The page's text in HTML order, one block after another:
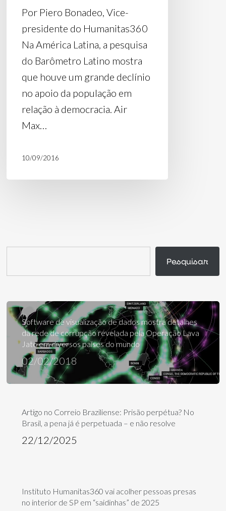
Por Piero Bonadeo, Vice-
presidente do Humanitas360
Na América Latina, a pesquisa
do Barômetro Latino mostra
que houve um grande declínio
no apoio da população em
relação à democracia. Air
Max…
10/09/2016
Pesquisar
Pesquisar
Software de visualização de dados mostra detalhes
da rede de corrupção revelada pela Operação Lava
Jato em diversos países do mundo
02/02/2018
Artigo no Correio Braziliense: Prisão perpétua? No
Brasil, a pena já é perpetuada – e não resolve
22/12/2025
Instituto Humanitas360 vai acolher pessoas presas
no interior de SP em “saidinhas” de 2025